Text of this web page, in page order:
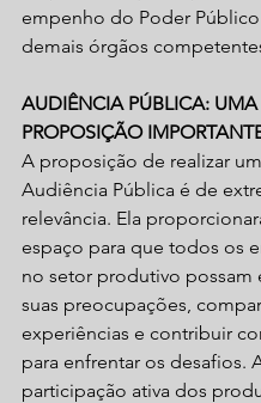
empenho do Poder
demais órgãos
AUDIÊNCIA PÚBLICA: UMA
PROPOSIÇÃO
A proposição de realizar
Audiência Pública é de
relevância. Ela
espaço para que todos os
no setor produtivo possam
suas preocupações,
experiências e contribuir
para enfrentar os desafios.
participação ativa dos